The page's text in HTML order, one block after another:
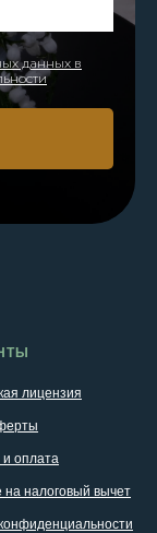
данных в
лицензия
и оплата
на налоговый вычет